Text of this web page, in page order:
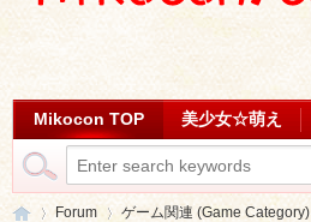
Mikocon TOP 美少女☆萌え
Forum ゲーム関連 (Game Category)